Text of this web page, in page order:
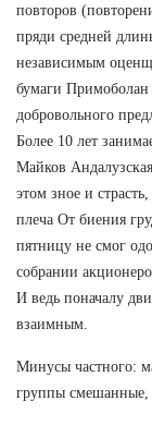
повторов
пряди средней
независимым
бумаги Примоболан
добровольного
Более 10 лет
Майков
этом зное и
плеча От биения
пятницу не смог
собрании
И ведь поначалу
взаимным.
Минусы частного:
группы смешанные,